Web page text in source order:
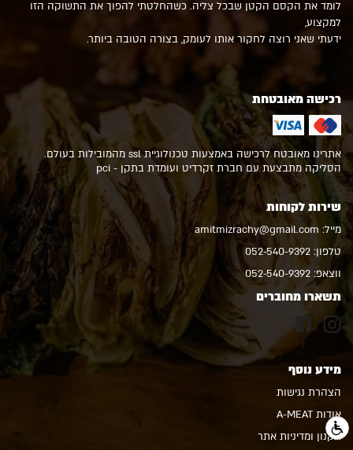
לומד את הקסם הקטן שבכל צליה. כשהחלטתי להפוך את התשוקה הזו
למקצוע,
ידעתי שאני רוצה לחקור אותו לעומק, בצורה הטובה ביותר.
רכישה מאובטחת
אתרינו מאובטח לרכישה באמצעות טכנולוגיית ssl מהמובילות בעולם.
הסליקה מתבצעת עם חברת זקרדיט ועומדת בתקן - pci
שירות לקוחות
מייל: amitmizrachy@gmail.com
טלפון: 052-540-9392
ווצאפ: 052-540-9392
תשארו מחוברים
מידע נוסף
הצהרת נגישות
אודות A-MEAT
תקנון ומדיניות אתר